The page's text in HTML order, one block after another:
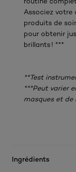
Associez votre
produits de
pour obtenir
brillants ! ***
**Test
***Peut varier
masques et de
Ingrédients